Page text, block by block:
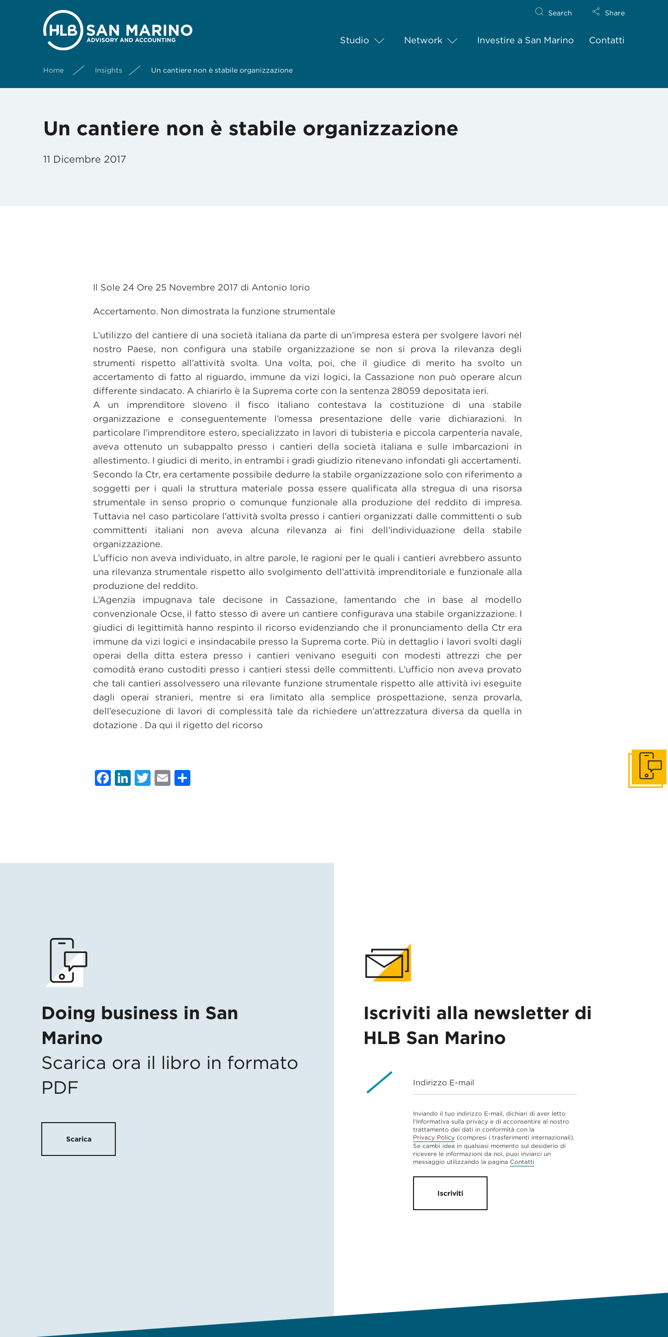
Studio Network Investire a San Marino Contatti
Search Share
Home Insights Un cantiere non è stabile organizzazione
Un cantiere non è stabile organizzazione
11 Dicembre 2017
Il Sole 24 Ore 25 Novembre 2017 di Antonio Iorio
Accertamento. Non dimostrata la funzione strumentale
L’utilizzo del cantiere di una società italiana da parte di un’impresa estera per svolgere lavori nel
nostro Paese, non configura una stabile organizzazione se non si prova la rilevanza degli
strumenti rispetto all’attività svolta. Una volta, poi, che il giudice di merito ha svolto un
accertamento di fatto al riguardo, immune da vizi logici, la Cassazione non può operare alcun
differente sindacato. A chiarirlo è la Suprema corte con la sentenza 28059 depositata ieri.
A un imprenditore sloveno il fisco italiano contestava la costituzione di una stabile
organizzazione e conseguentemente l’omessa presentazione delle varie dichiarazioni. In
particolare l’imprenditore estero, specializzato in lavori di tubisteria e piccola carpenteria navale,
aveva ottenuto un subappalto presso i cantieri della società italiana e sulle imbarcazioni in
allestimento. I giudici di merito, in entrambi i gradi giudizio ritenevano infondati gli accertamenti.
Secondo la Ctr, era certamente possibile dedurre la stabile organizzazione solo con riferimento a
soggetti per i quali la struttura materiale possa essere qualificata alla stregua di una risorsa
strumentale in senso proprio o comunque funzionale alla produzione del reddito di impresa.
Tuttavia nel caso particolare l’attività svolta presso i cantieri organizzati dalle committenti o sub
committenti italiani non aveva alcuna rilevanza ai fini dell’individuazione della stabile
organizzazione.
L’ufficio non aveva individuato, in altre parole, le ragioni per le quali i cantieri avrebbero assunto
una rilevanza strumentale rispetto allo svolgimento dell’attività imprenditoriale e funzionale alla
produzione del reddito.
L’Agenzia impugnava tale decisone in Cassazione, lamentando che in base al modello
convenzionale Ocse, il fatto stesso di avere un cantiere configurava una stabile organizzazione. I
giudici di legittimità hanno respinto il ricorso evidenziando che il pronunciamento della Ctr era
immune da vizi logici e insindacabile presso la Suprema corte. Più in dettaglio i lavori svolti dagli
operai della ditta estera presso i cantieri venivano eseguiti con modesti attrezzi che per
comodità erano custoditi presso i cantieri stessi delle committenti. L’ufficio non aveva provato
che tali cantieri assolvessero una rilevante funzione strumentale rispetto alle attività ivi eseguite
dagli operai stranieri, mentre si era limitato alla semplice prospettazione, senza provarla,
dell’esecuzione di lavori di complessità tale da richiedere un’attrezzatura diversa da quella in
dotazione . Da qui il rigetto del ricorso
Facebook
LinkedIn
Twitter
Email
Doing business in San
Marino
Scarica ora il libro in formato
PDF
Scarica
Iscriviti alla newsletter di
HLB San Marino
Indirizzo E-mail
Inviando il tuo indirizzo E-mail, dichiari di aver letto
l'Informativa sulla privacy e di acconsentire al nostro
trattamento dei dati in conformità con la
Privacy Policy (compresi i trasferimenti internazionali).
Se cambi idea in qualsiasi momento sul desiderio di
ricevere le informazioni da noi, puoi inviarci un
messaggio utilizzando la pagina Contatti
Iscriviti
Get in